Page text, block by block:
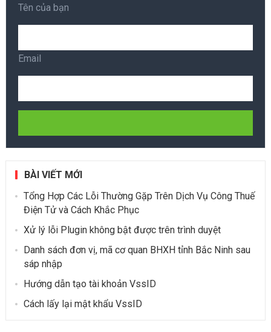
Tên của bạn
Email
BÀI VIẾT MỚI
Tổng Hợp Các Lỗi Thường Gặp Trên Dịch Vụ Công Thuế
Điện Tử và Cách Khắc Phục
Xử lý lỗi Plugin không bật được trên trình duyệt
Danh sách đơn vị, mã cơ quan BHXH tỉnh Bắc Ninh sau
sáp nhập
Hướng dẫn tạo tài khoản VssID
Cách lấy lại mật khẩu VssID